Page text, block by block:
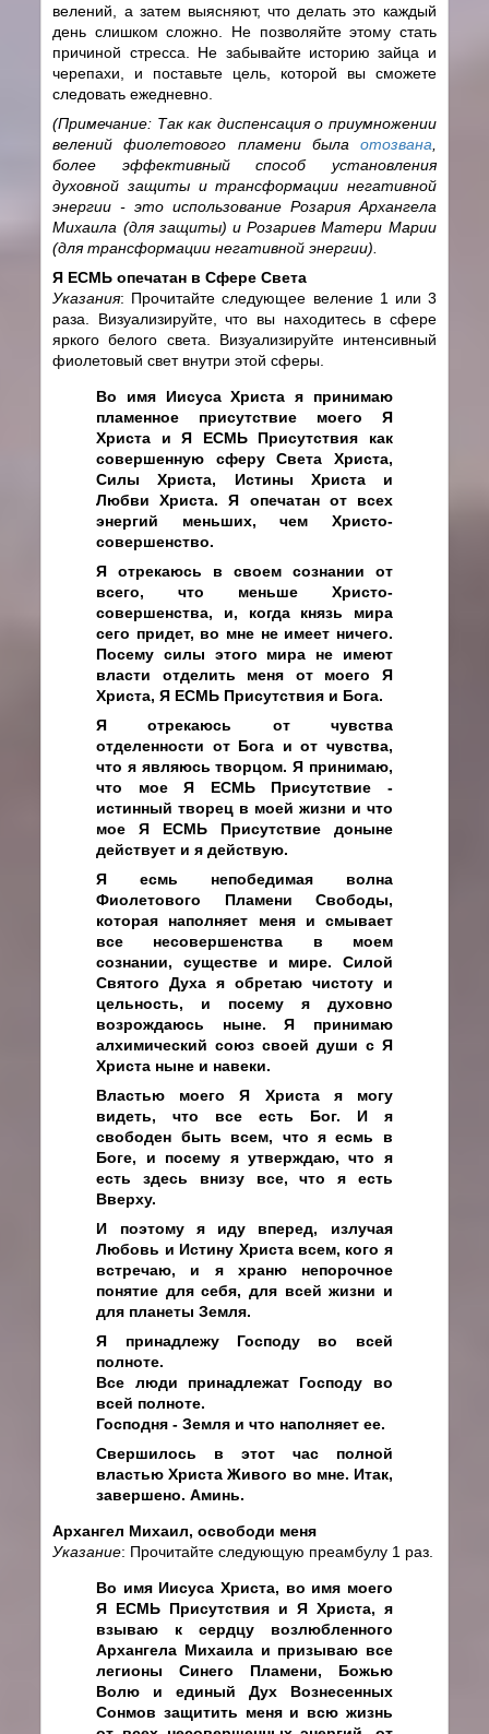
велений, а затем выясняют, что делать это каждый
день слишком сложно. Не позволяйте этому стать
причиной стресса. Не забывайте историю зайца и
черепахи, и поставьте цель, которой вы сможете
следовать ежедневно.
(Примечание: Так как диспенсация о приумножении
велений фиолетового пламени была отозвана
более эффективный способ установления
духовной защиты и трансформации негативной
энергии - это использование Розария Архангела
Михаила (для защиты) и Розариев Матери Марии
(для трансформации негативной энергии).
Я ЕСМЬ опечатан в Сфере Света
Указания: Прочитайте следующее веление 1 или 3
раза. Визуализируйте, что вы находитесь в сфере
яркого белого света. Визуализируйте интенсивный
фиолетовый свет внутри этой сферы.
Во имя Иисуса Христа я принимаю
пламенное присутствие моего Я
Христа и Я ЕСМЬ Присутствия как
совершенную сферу Света Христа,
Силы Христа, Истины Христа и
Любви Христа. Я опечатан от всех
энергий меньших, чем Христо-
совершенство.
Я отрекаюсь в своем сознании от
всего, что меньше Христо-
совершенства, и, когда князь мира
сего придет, во мне не имеет ничего.
Посему силы этого мира не имеют
власти отделить меня от моего Я
Христа, Я ЕСМЬ Присутствия и Бога.
Я отрекаюсь от чувства
отделенности от Бога и от чувства,
что я являюсь творцом. Я принимаю,
что мое Я ЕСМЬ Присутствие -
истинный творец в моей жизни и что
мое Я ЕСМЬ Присутствие доныне
действует и я действую.
Я есмь непобедимая волна
Фиолетового Пламени Свободы,
которая наполняет меня и смывает
все несовершенства в моем
сознании, существе и мире. Силой
Святого Духа я обретаю чистоту и
цельность, и посему я духовно
возрождаюсь ныне. Я принимаю
алхимический союз своей души с Я
Христа ныне и навеки.
Властью моего Я Христа я могу
видеть, что все есть Бог. И я
свободен быть всем, что я есмь в
Боге, и посему я утверждаю, что я
есть здесь внизу все, что я есть
Вверху.
И поэтому я иду вперед, излучая
Любовь и Истину Христа всем, кого я
встречаю, и я храню непорочное
понятие для себя, для всей жизни и
для планеты Земля.
Я принадлежу Господу во всей
полноте.
Все люди принадлежат Господу во
всей полноте.
Господня - Земля и что наполняет ее.
Свершилось в этот час полной
властью Христа Живого во мне. Итак,
завершено. Аминь.
Архангел Михаил, освободи меня
Указание: Прочитайте следующую преамбулу 1 раз.
Во имя Иисуса Христа, во имя моего
Я ЕСМЬ Присутствия и Я Христа, я
взываю к сердцу возлюбленного
Архангела Михаила и призываю все
легионы Синего Пламени, Божью
Волю и единый Дух Вознесенных
Сонмов защитить меня и всю жизнь